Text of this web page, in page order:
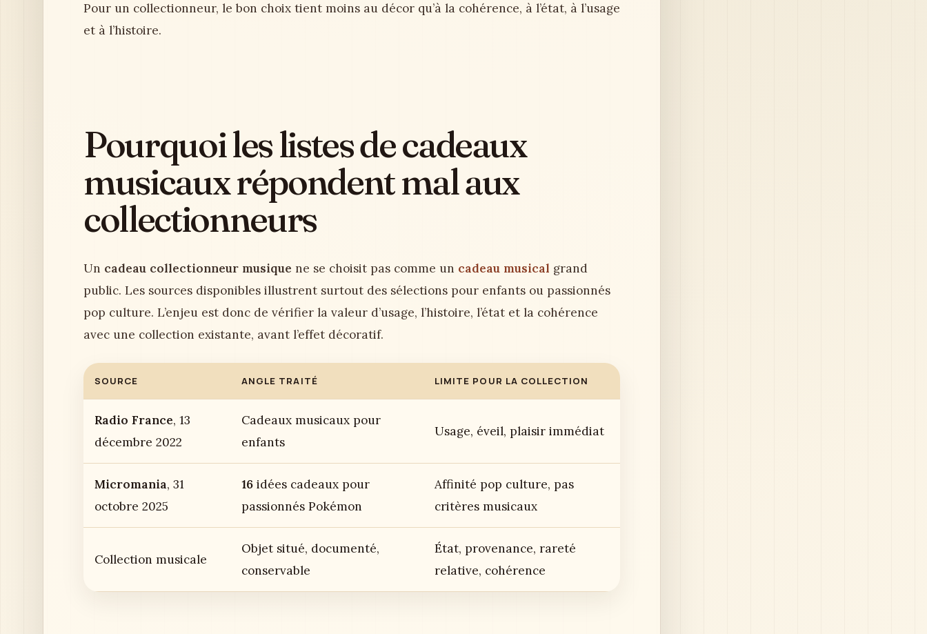
Pour un collectionneur, le bon choix tient moins au décor qu’à la cohérence, à l’état, à l’usage
et à l’histoire.
Pourquoi les listes de cadeaux
musicaux répondent mal aux
collectionneurs
Un cadeau collectionneur musique ne se choisit pas comme un cadeau musical grand
public. Les sources disponibles illustrent surtout des sélections pour enfants ou passionnés
pop culture. L’enjeu est donc de vérifier la valeur d’usage, l’histoire, l’état et la cohérence
avec une collection existante, avant l’effet décoratif.
SOURCE ANGLE TRAITÉ LIMITE POUR LA COLLECTION
Radio France, 13
décembre 2022
Cadeaux musicaux pour
enfants
Usage, éveil, plaisir immédiat
Micromania, 31
octobre 2025
16 idées cadeaux pour
passionnés Pokémon
Affinité pop culture, pas
critères musicaux
Collection musicale
Objet situé, documenté,
conservable
État, provenance, rareté
relative, cohérence